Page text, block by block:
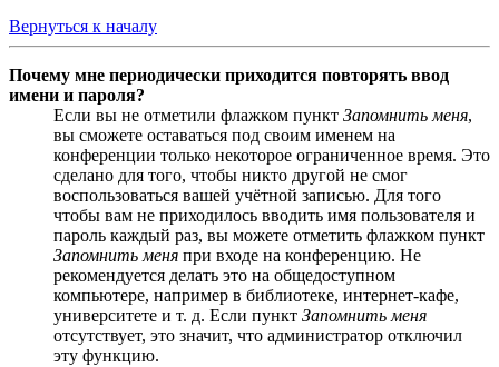
Вернуться к началу
Почему мне периодически приходится повторять ввод
имени и пароля?
Если вы не отметили флажком пункт Запомнить меня,
вы сможете оставаться под своим именем на
конференции только некоторое ограниченное время. Это
сделано для того, чтобы никто другой не смог
воспользоваться вашей учётной записью. Для того
чтобы вам не приходилось вводить имя пользователя и
пароль каждый раз, вы можете отметить флажком пункт
Запомнить меня при входе на конференцию. Не
рекомендуется делать это на общедоступном
компьютере, например в библиотеке, интернет-кафе,
университете и т. д. Если пункт Запомнить меня
отсутствует, это значит, что администратор отключил
эту функцию.